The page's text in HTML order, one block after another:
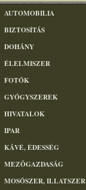
AUTOMOBILIA
BIZTOSÍTÁS
DOHÁNY
ÉLELMISZER
FOTÓK
GYÓGYSZEREK
HIVATALOK
IPAR
KÁVÉ, ÉDESSÉG
MEZÕGAZDASÁG
MOSÓSZER, ILLATSZER